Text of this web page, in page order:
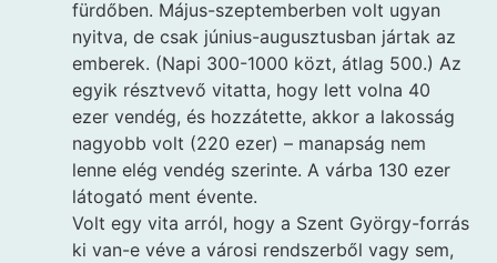
fürdőben. Május-szeptemberben volt ugyan
nyitva, de csak június-augusztusban jártak az
emberek. (Napi 300-1000 közt, átlag 500.) Az
egyik résztvevő vitatta, hogy lett volna 40
ezer vendég, és hozzátette, akkor a lakosság
nagyobb volt (220 ezer) – manapság nem
lenne elég vendég szerinte. A várba 130 ezer
látogató ment évente.
Volt egy vita arról, hogy a Szent György-forrás
ki van-e véve a városi rendszerből vagy sem,